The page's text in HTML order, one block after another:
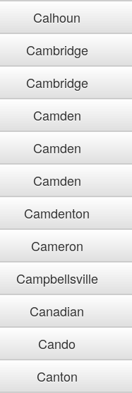
Calhoun
Cambridge
Cambridge
Camden
Camden
Camden
Camdenton
Cameron
Campbellsville
Canadian
Cando
Canton